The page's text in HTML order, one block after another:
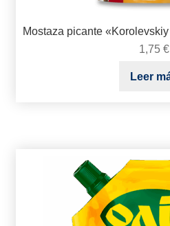
Mostaza picante
1,75 €
Leer